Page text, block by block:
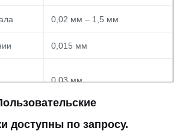
0,02 мм – 1,5 мм
0,015 мм
0,03 мм
доступны по запросу.